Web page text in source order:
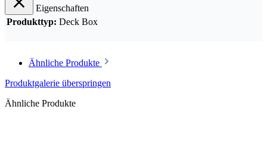
Eigenschaften
Produkttyp: Deck Box
Ähnliche Produkte
Produktgalerie überspringen
Ähnliche Produkte